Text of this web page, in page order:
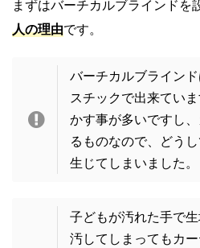
まずはバーチカルブラインドを
人の理由です。
バーチカルブライン
スチックで出来てい
かす事が多いですし
るものなので、どう
生じてしまいました。
子どもが汚れた手で
汚してしまってもカ